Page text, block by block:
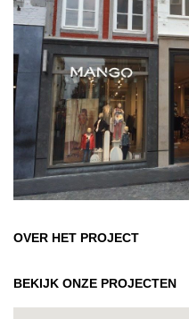
OVER HET PROJECT
BEKIJK ONZE PROJECTEN